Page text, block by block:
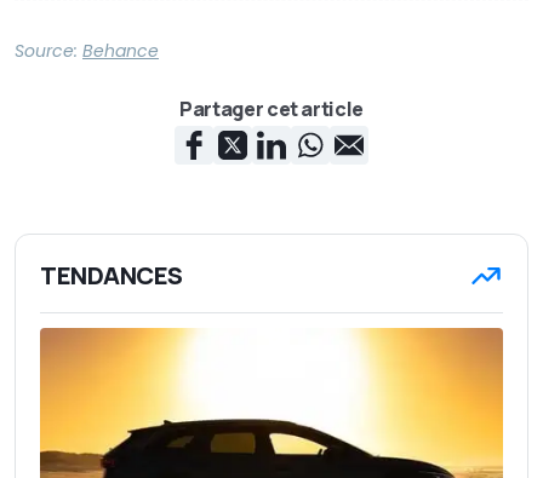
Source: Behance
Partager cet article
TENDANCES